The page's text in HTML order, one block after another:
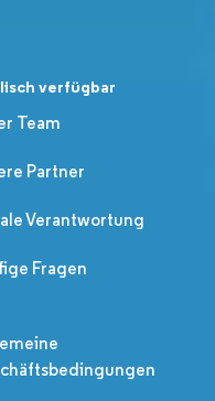
verfügbar
Team
Partner
Verantwortung
Fragen